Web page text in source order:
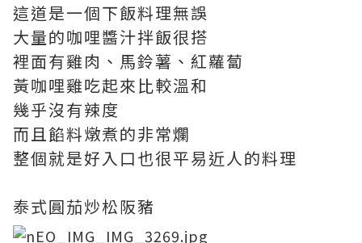
這道是一個下飯料理無誤
大量的咖哩醬汁拌飯很搭
裡面有雞肉、馬鈴薯、紅蘿蔔
黃咖哩雞吃起來比較溫和
幾乎沒有辣度
而且餡料燉煮的非常爛
整個就是好入口也很平易近人的料理
泰式圓茄炒松阪豬